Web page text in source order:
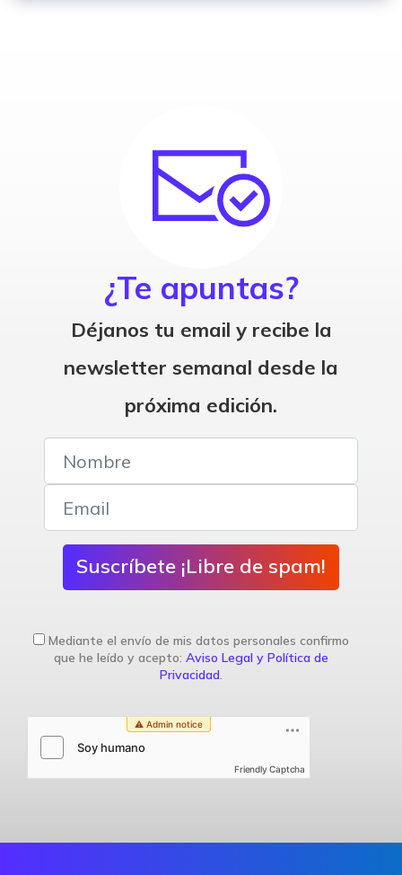
¿Te apuntas?
Déjanos tu email y recibe la
newsletter semanal desde la
próxima edición.
Suscríbete ¡Libre de spam!
Mediante el envío de mis datos personales confirmo
que he leído y acepto: Aviso Legal y Política de
Privacidad.
Friendly Captcha